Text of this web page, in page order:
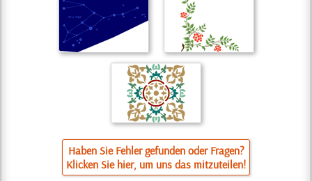
Haben Sie Fehler gefunden oder Fragen?
Klicken Sie hier, um uns das mitzuteilen!